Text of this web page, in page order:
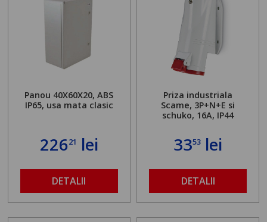
Panou 40X60X20, ABS
IP65, usa mata clasic
22621 lei
DETALII
Priza industriala
Scame, 3P+N+E si
schuko, 16A, IP44
3353 lei
DETALII